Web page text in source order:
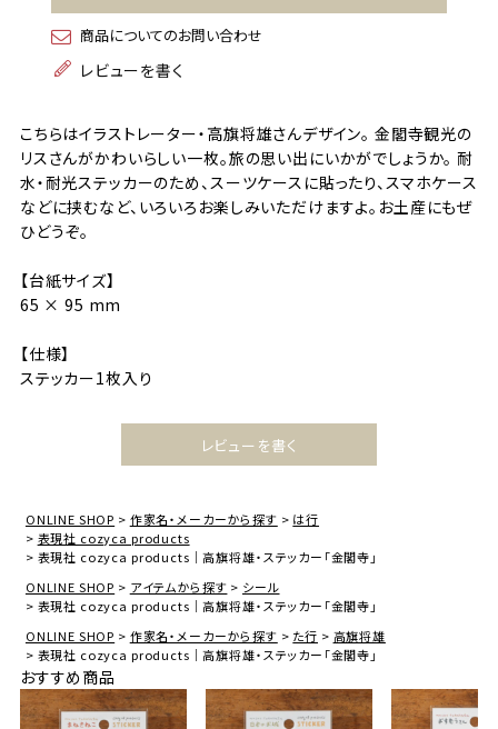
商品についてのお問い合わせ
レビューを書く
こちらはイラストレーター・高旗将雄さんデザイン。 金閣寺観光の
リスさんがかわいらしい一枚。旅の思い出にいかがでしょうか。 耐
水・耐光ステッカーのため、スーツケースに貼ったり、スマホケース
などに挟むなど、いろいろお楽しみいただけますよ。お土産にもぜ
ひどうぞ。
【台紙サイズ】
65 × 95 mm
【仕様】
ステッカー1枚入り
レビューを書く
ONLINE SHOP 作家名・メーカーから探す
は行
表現社 cozyca products
表現社 cozyca products｜高旗将雄・ステッカー「金閣寺」
ONLINE SHOP
アイテムから探す
シール
表現社 cozyca products｜高旗将雄・ステッカー「金閣寺」
ONLINE SHOP
作家名・メーカーから探す た行
高旗将雄
表現社 cozyca products｜高旗将雄・ステッカー「金閣寺」
おすすめ商品